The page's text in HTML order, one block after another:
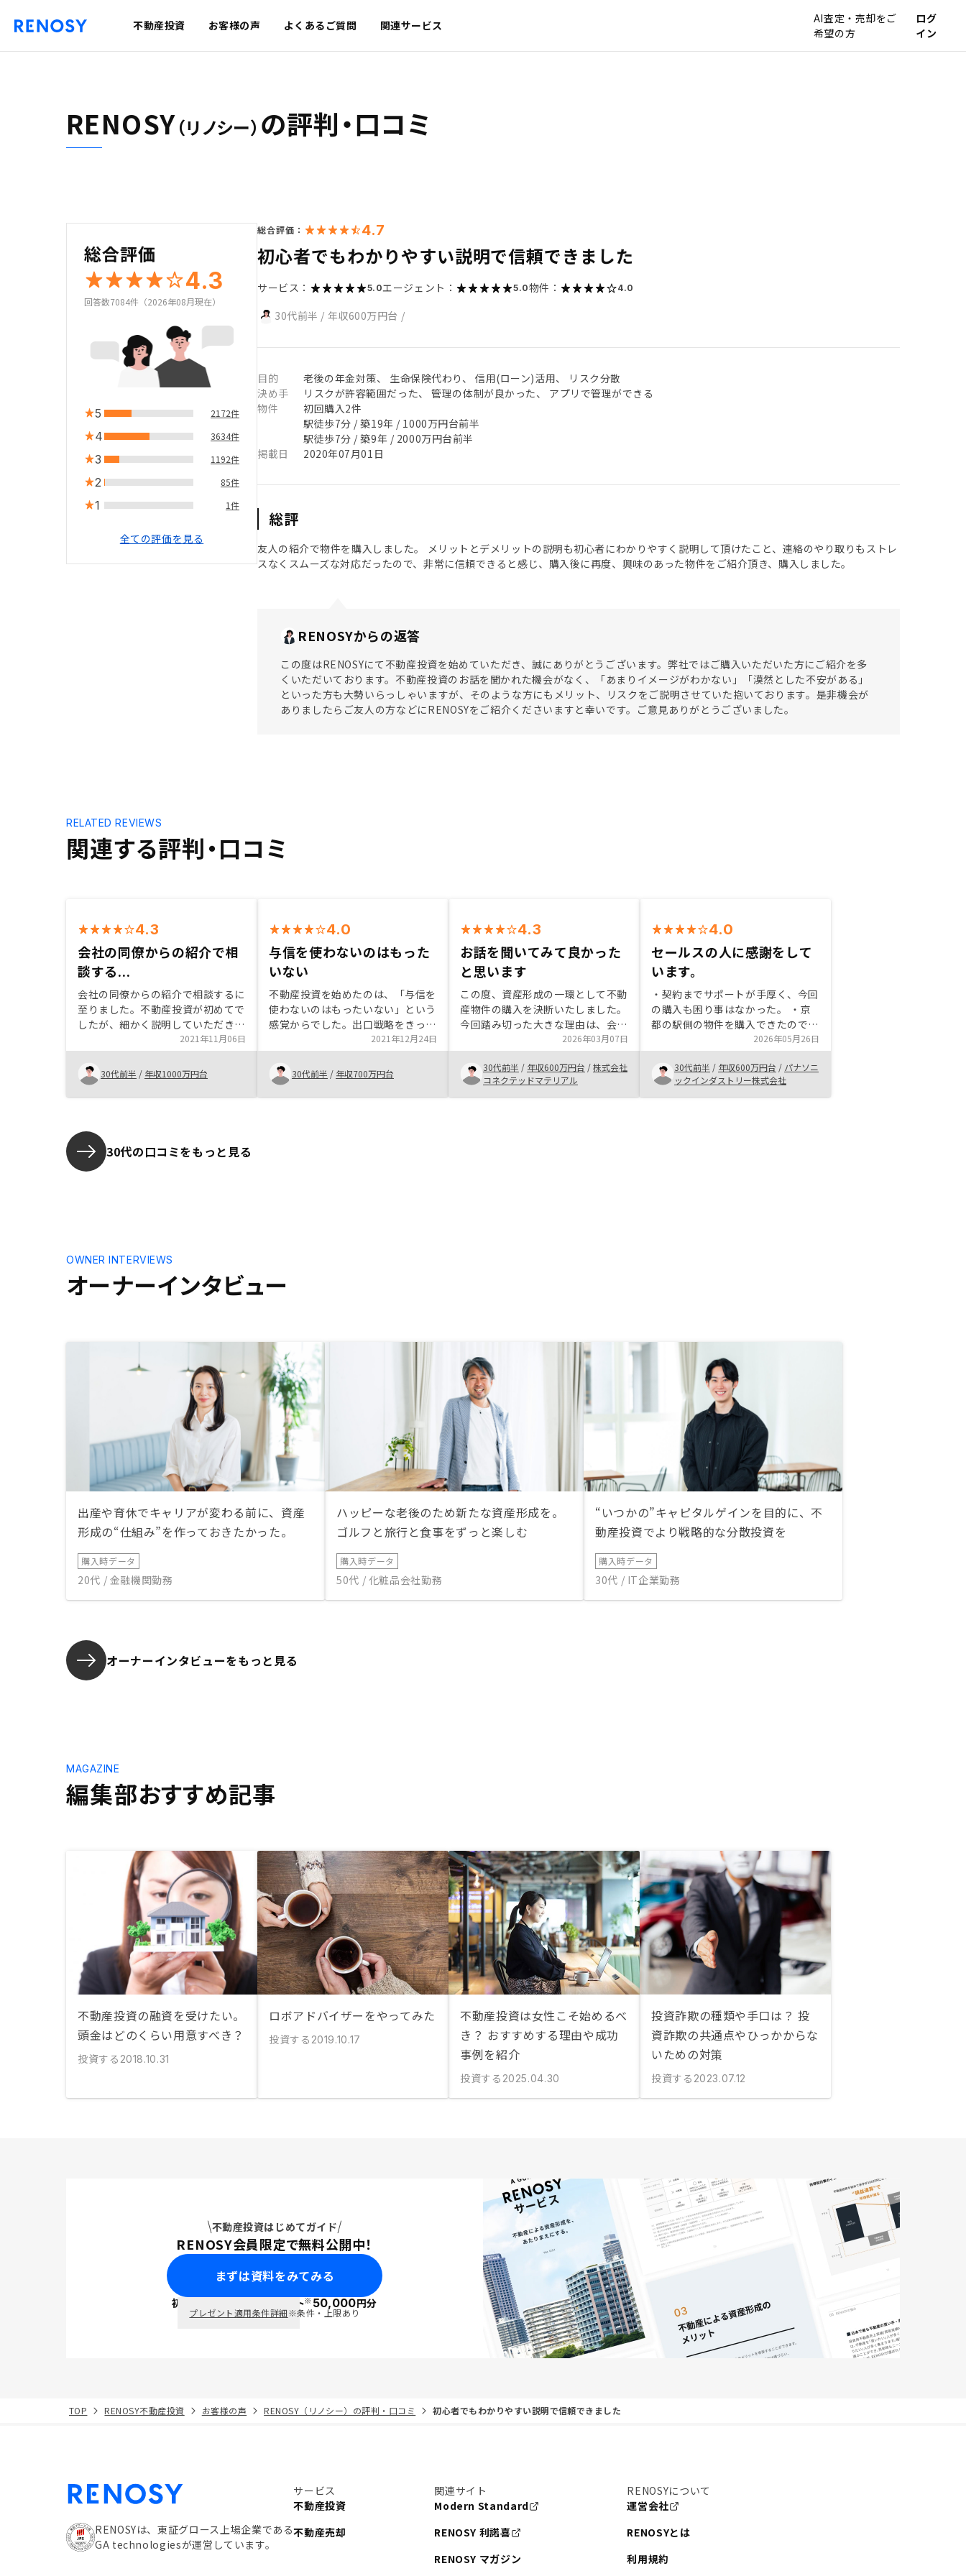
不動産投資 お客様の声 よくあるご質問 関連サービス
AI査定・売却をご
希望の方
ログ
イン
RENOSY（リノシー） の評判・口コミ
総合評価
4.3
回答数7084件（2026年08月現在）
5 2172件
4 3634件
3 1192件
2 85件
1 1件
全ての評価を見る
総合評価： 4.7
初心者でもわかりやすい説明で信頼できました
サービス： 5.0エージェント： 5.0物件： 4.0
30代前半 / 年収600万円台 /
目的
老後の年金対策、 生命保険代わり、 信用(ローン)活用、 リスク分散
決め手
リスクが許容範囲だった、 管理の体制が良かった、 アプリで管理ができる
物件
初回購入2件
駅徒歩7分 / 築19年 / 1000万円台前半
駅徒歩7分 / 築9年 / 2000万円台前半
掲載日
2020年07月01日
総評
友人の紹介で物件を購入しました。 メリットとデメリットの説明も初心者にわかりやすく説明して頂けたこと、連絡のやり取りもストレ
スなくスムーズな対応だったので、非常に信頼できると感じ、購入後に再度、興味のあった物件をご紹介頂き、購入しました。
RENOSYからの返答
この度はRENOSYにて不動産投資を始めていただき、誠にありがとうございます。弊社ではご購入いただいた方にご紹介を多
くいただいております。不動産投資のお話を聞かれた機会がなく、「あまりイメージがわかない」「漠然とした不安がある」
といった方も大勢いらっしゃいますが、そのような方にもメリット、リスクをご説明させていた抱いております。是非機会が
ありましたらご友人の方などにRENOSYをご紹介くださいますと幸いです。ご意見ありがとうございました。
関連する評判・口コミ
RELATED REVIEWS
4.3
会社の同僚からの紹介で相
談する...
会社の同僚からの紹介で相談するに
至りました。不動産投資が初めてで
したが、細かく説明していただき
(リスクについては細か過ぎるくら
い。リスク説明よりもっと早く物件
紹介をしてもらいたかったです。
笑)、安心して契約することが出来
ました。ありがとうございました。
2021年11月06日
30代前半 / 年収1000万円台
4.0
与信を使わないのはもった
いない
不動産投資を始めたのは、「与信を
使わないのはもったいない」という
感覚からでした。出口戦略をきっち
りと立てれば、リスクなく資産運用
できると感じたので投資を決めまし
た。あとは、その手続きや管理の簡
便さも決め手でした。購入した以上
は都度ごとに状況を確認する必要が
2021年12月24日
30代前半 / 年収700万円台
4.3
お話を聞いてみて良かった
と思います
この度、資産形成の一環として不動
産物件の購入を決断いたしました。
今回踏み切った大きな理由は、会社
員としての信用を今のうちに最大限
活用し、将来に向けた強固な基盤を
作っておきたいと考えたからです。
​また、昨今のインフレ傾向に伴う家
賃上昇リスクへの備えも意識しまし
2026年03月07日
30代前半 / 年収600万円台 /株式会社
コネクテッドマテリアル
4.0
セールスの人に感謝をして
います。
・契約までサポートが手厚く、今回
の購入も困り事はなかった。 ・京
都の駅側の物件を購入できたので、
今後のキャピタルゲンを期待したい
と思います。 ・節税への期待とイ
ンフレ対策として今度も活用してい
きたい。
2026年05月26日
30代前半 / 年収600万円台 / パナソニ
ックインダストリー株式会社
30代の口コミをもっと見る
オーナーインタビュー
OWNER INTERVIEWS
出産や育休でキャリアが変わる前に、資産
形成の“仕組み”を作っておきたかった。
購入時データ
20代 / 金融機関勤務
ハッピーな老後のため新たな資産形成を。
ゴルフと旅行と食事をずっと楽しむ
購入時データ
50代 / 化粧品会社勤務
“いつかの”キャピタルゲインを目的に、不
動産投資でより戦略的な分散投資を
購入時データ
30代 / IT企業勤務
オーナーインタビューをもっと見る
編集部おすすめ記事
MAGAZINE
不動産投資の融資を受けたい。
頭金はどのくらい用意すべき？
投資する 2018.10.31
ロボアドバイザーをやってみた
投資する 2019.10.17
不動産投資は女性こそ始めるべ
き？ おすすめする理由や成功
事例を紹介
投資する 2025.04.30
投資詐欺の種類や手口は？ 投
資詐欺の共通点やひっかからな
いための対策
投資する 2023.07.12
不動産投資はじめてガイド
RENOSY会員限定で無料公開中！
まずは資料をみてみる
初回面談で ポイント※50,000円分
プレゼント適用条件詳細※条件・上限あり
TOP RENOSY不動産投資 お客様の声 RENOSY（リノシー）の評判・口コミ 初心者でもわかりやすい説明で信頼できました
RENOSYは、東証グロース上場企業である
GA technologiesが運営しています。
サービス
不動産投資
不動産売却
関連サイト
Modern Standard
RENOSY 利諾喜
RENOSY マガジン
RENOSYについて
運営会社
RENOSYとは
利用規約